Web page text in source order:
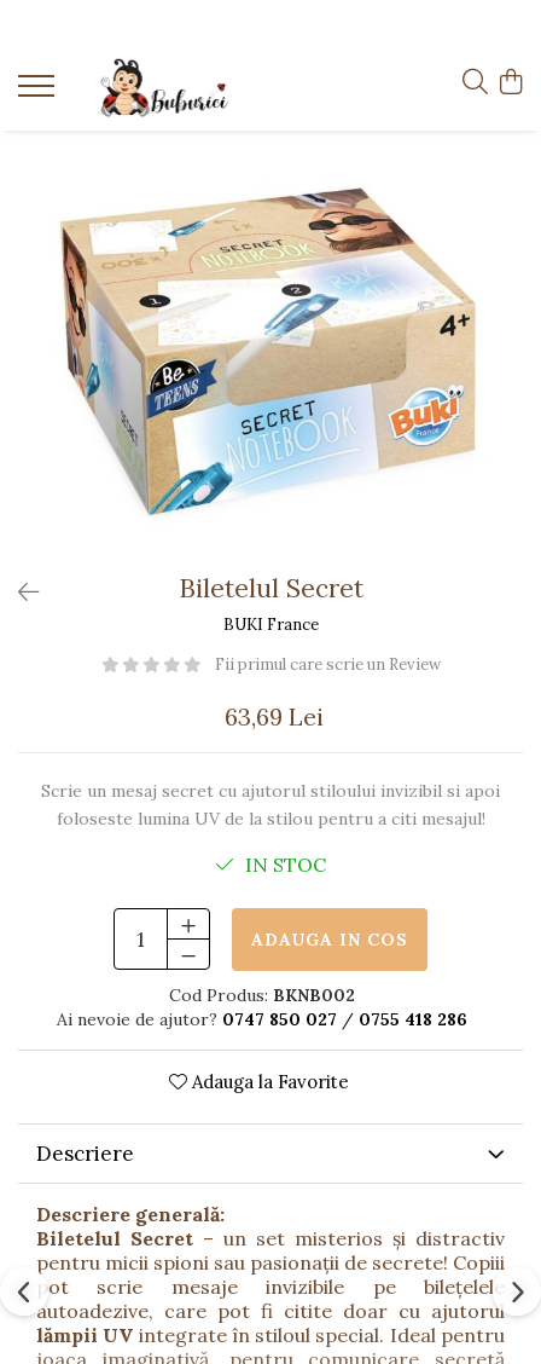
Categorii
Accesorii
Exterior
Interior
Bucătărie
Mașinuțe
Biletelul Secret
BUKI France
Fii primul care scrie un Review
63,69 Lei
Scrie un mesaj secret cu ajutorul stiloului invizibil si apoi
foloseste lumina UV de la stilou pentru a citi mesajul!
IN STOC
ADAUGA IN COS
Cod Produs: BKNB002
Ai nevoie de ajutor? 0747 850 027 / 0755 418 286
Adauga la Favorite
Descriere
Descriere generală:
Biletelul Secret – un set misterios și distractiv
pentru micii spioni sau pasionații de secrete! Copiii
pot scrie mesaje invizibile pe bilețelele
autoadezive, care pot fi citite doar cu ajutorul
lămpii UV integrate în stiloul special. Ideal pentru